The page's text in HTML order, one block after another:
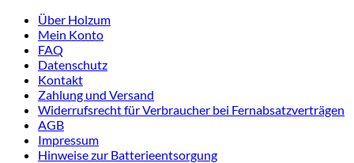
Über Holzum
Mein Konto
FAQ
Datenschutz
Kontakt
Zahlung und Versand
Widerrufsrecht für Verbraucher bei Fernabsatzverträgen
AGB
Impressum
Hinweise zur Batterieentsorgung